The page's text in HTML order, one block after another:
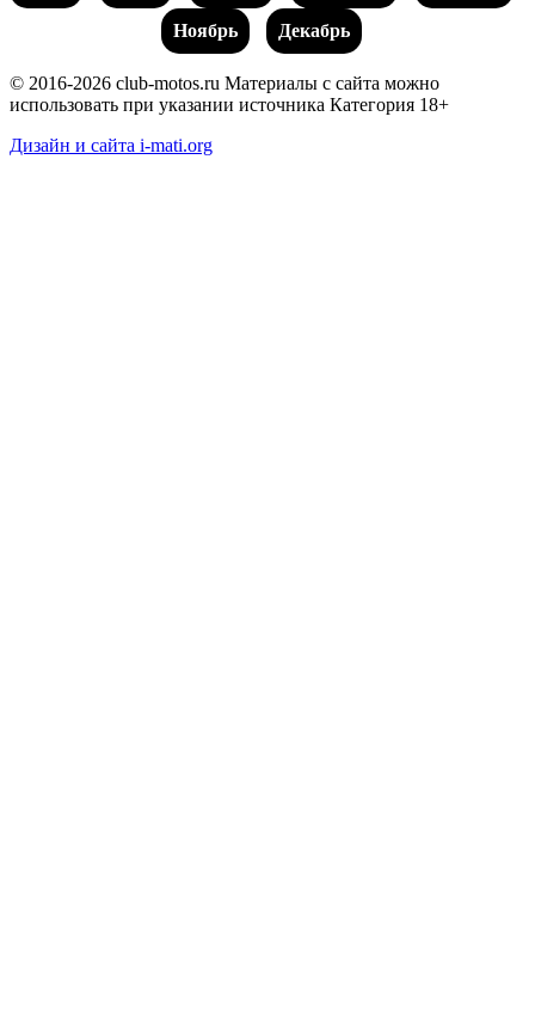
Ноябрь Декабрь
© 2016-2026 club-motos.ru Материалы с сайта можно
использовать при указании источника Категория 18+
Дизайн и сайта i-mati.org